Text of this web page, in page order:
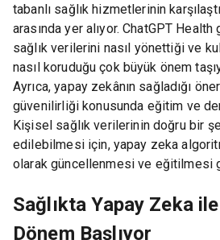
tabanlı sağlık hizmetlerinin
arasında yer alıyor. ChatGPT
sağlık verilerini nasıl yönettiği ve
nasıl koruduğu çok büyük önem
Ayrıca, yapay zekânın sağladığı
güvenilirliği konusunda eğitim ve
Kişisel sağlık verilerinin doğru bir
edilebilmesi için, yapay zeka
olarak güncellenmesi ve eğitilmesi
Sağlıkta Yapay Zeka
Dönem Başlıyor